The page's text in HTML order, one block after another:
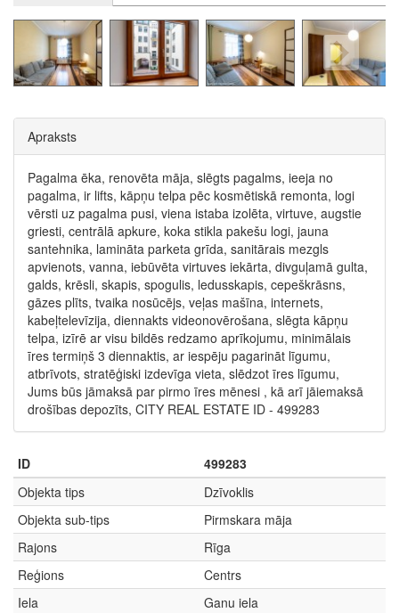
Apraksts
Pagalma ēka, renovēta māja, slēgts pagalms, ieeja no
pagalma, ir lifts, kāpņu telpa pēc kosmētiskā remonta, logi
vērsti uz pagalma pusi, viena istaba izolēta, virtuve, augstie
griesti, centrālā apkure, koka stikla pakešu logi, jauna
santehnika, lamināta parketa grīda, sanitārais mezgls
apvienots, vanna, iebūvēta virtuves iekārta, divguļamā gulta,
galds, krēsli, skapis, spogulis, ledusskapis, cepeškrāsns,
gāzes plīts, tvaika nosūcējs, veļas mašīna, internets,
kabeļtelevīzija, diennakts videonovērošana, slēgta kāpņu
telpa, izīrē ar visu bildēs redzamo aprīkojumu, minimālais
īres termiņš 3 diennaktis, ar iespēju pagarināt līgumu,
atbrīvots, stratēģiski izdevīga vieta, slēdzot īres līgumu,
Jums būs jāmaksā par pirmo īres mēnesi , kā arī jāiemaksā
drošības depozīts, CITY REAL ESTATE ID - 499283
ID
499283
Objekta tips
Dzīvoklis
Objekta sub-tips
Pirmskara māja
Rajons
Rīga
Reģions
Centrs
Iela
Ganu iela